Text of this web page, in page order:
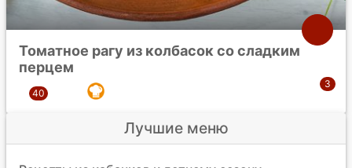
Томатное рагу из колбасок со сладким
перцем
Лучшие меню